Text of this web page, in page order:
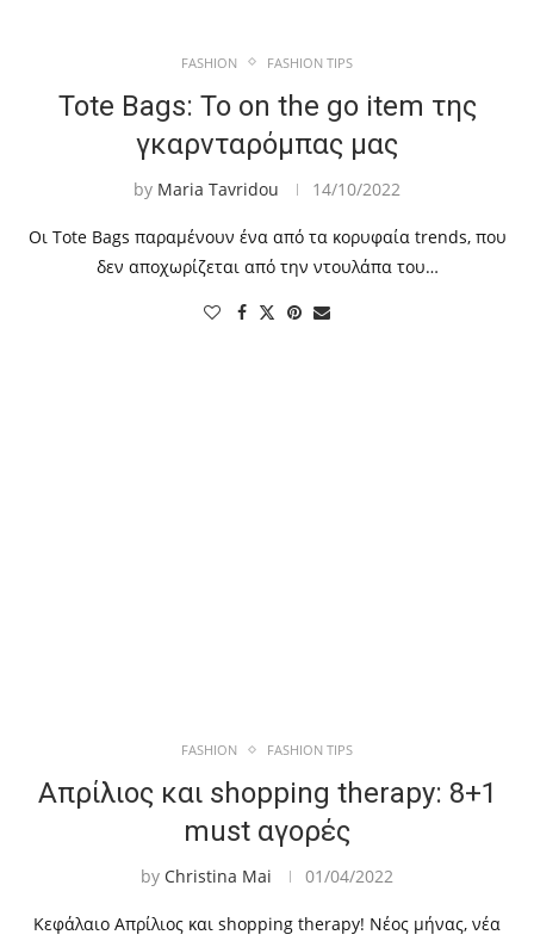
FASHION FASHION TIPS
Tote Bags: To on the go item της
γκαρνταρόμπας μας
by Maria Tavridou 14/10/2022
Οι Tote Bags παραμένουν ένα από τα κορυφαία trends, που
δεν αποχωρίζεται από την ντουλάπα του…
FASHION FASHION TIPS
Απρίλιος και shopping therapy: 8+1
must αγορές
by Christina Mai 01/04/2022
Κεφάλαιο Απρίλιος και shopping therapy! Νέος μήνας, νέα